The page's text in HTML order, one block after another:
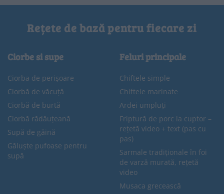
Rețete de bază pentru fiecare zi
Ciorbe si supe
Ciorba de perișoare
Ciorbă de văcuță
Ciorbă de burtă
Ciorbă rădăuțeană
Supă de găină
Găluște pufoase pentru
supă
Feluri principale
Chiftele simple
Chiftele marinate
Ardei umpluți
Friptură de porc la cuptor –
rețetă video + text (pas cu
pas)
Sarmale tradiționale în foi
de varză murată, rețetă
video
Musaca grecească